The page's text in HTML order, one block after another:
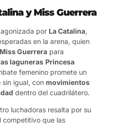
y Miss Guerrera
por La Catalina,
en la arena, quien
Miss Guerrera para
laguneras Princesa
femenino promete un
sin igual, con movimientos
dentro del cuadrilátero.
luchadoras resalta por su
competitivo que las